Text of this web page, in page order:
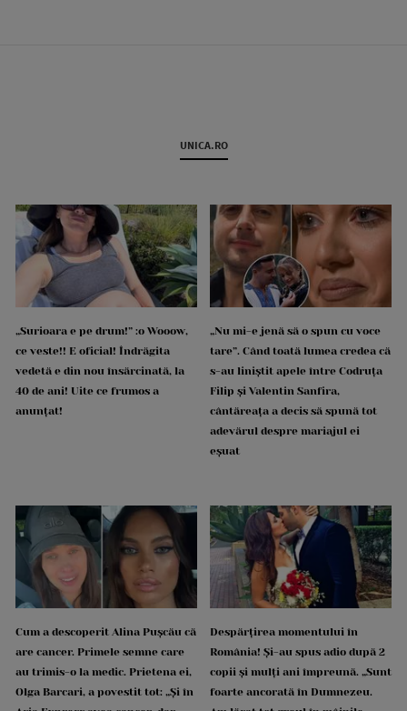
UNICA.RO
„Surioara e pe drum!” :o Wooow,
ce veste!! E oficial! Îndrăgita
vedetă e din nou însărcinată, la
40 de ani! Uite ce frumos a
anunțat!
„Nu mi-e jenă să o spun cu voce
tare”. Când toată lumea credea că
s-au liniștit apele între Codruța
Filip și Valentin Sanfira,
cântăreața a decis să spună tot
adevărul despre mariajul ei
eșuat
Cum a descoperit Alina Pușcău că
are cancer. Primele semne care
au trimis-o la medic. Prietena ei,
Olga Barcari, a povestit tot: „Și în
Despărțirea momentului în
România! Și-au spus adio după 2
copii și mulți ani împreună. „Sunt
foarte ancorată în Dumnezeu.